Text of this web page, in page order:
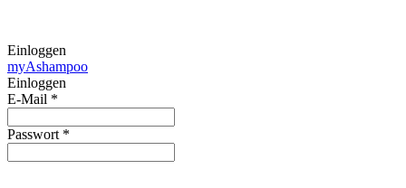
Einloggen
myAshampoo
Einloggen
E-Mail *
Passwort *